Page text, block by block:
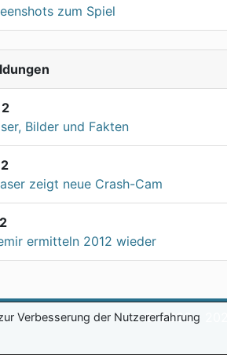
Verbesserung der Nutzererfahrung
zum Spiel
Bilder und Fakten
zeigt neue Crash-Cam
ermitteln 2012 wieder
© 2006 -